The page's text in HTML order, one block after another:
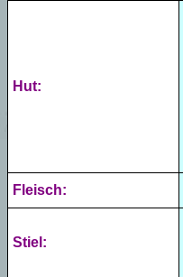
Hut:
Fleisch:
Stiel: